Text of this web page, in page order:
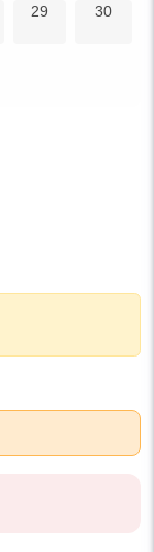
29 30